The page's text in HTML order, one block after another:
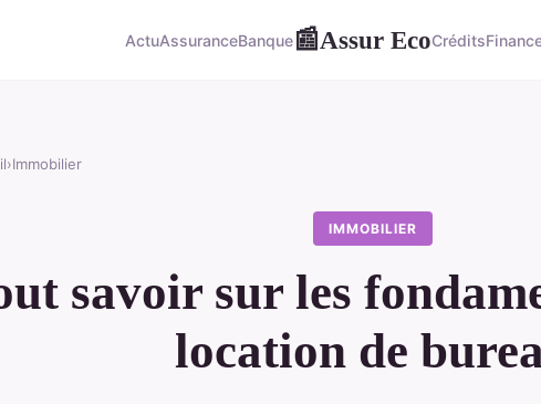
ActuAssuranceBanque📰Assur EcoCrédits
›Immobilier
IMMOBILIER
savoir sur les
location de